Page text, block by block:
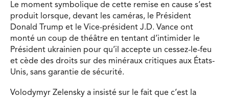
Le moment symbolique de cette remise en cause s’est
produit lorsque, devant les caméras, le Président
Donald Trump et le Vice-président J.D. Vance ont
monté un coup de théâtre en tentant d’intimider le
Président ukrainien pour qu’il accepte un cessez-le-feu
et cède des droits sur des minéraux critiques aux États-
Unis, sans garantie de sécurité.
Volodymyr Zelensky a insisté sur le fait que c’est la